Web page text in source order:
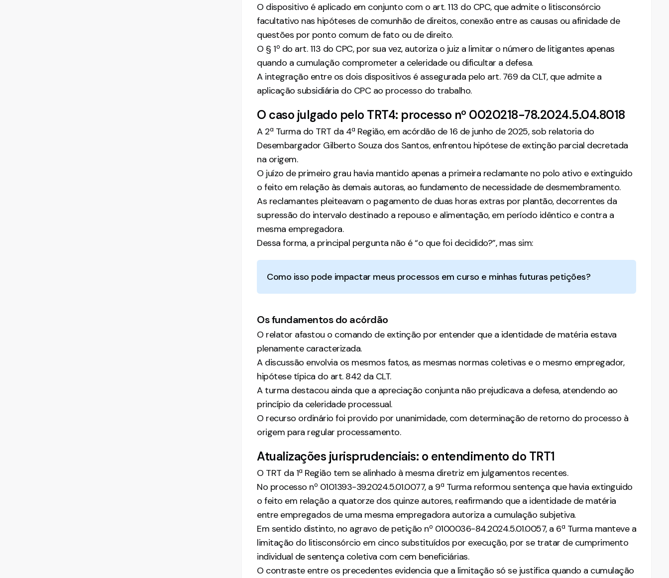
O dispositivo é aplicado em conjunto com o art. 113 do CPC, que admite o litisconsórcio
facultativo nas hipóteses de comunhão de direitos, conexão entre as causas ou afinidade de
questões por ponto comum de fato ou de direito.
O § 1º do art. 113 do CPC, por sua vez, autoriza o juiz a limitar o número de litigantes apenas
quando a cumulação comprometer a celeridade ou dificultar a defesa.
A integração entre os dois dispositivos é assegurada pelo art. 769 da CLT, que admite a
aplicação subsidiária do CPC ao processo do trabalho.
O caso julgado pelo TRT4: processo nº 0020218-78.2024.5.04.8018
A 2ª Turma do TRT da 4ª Região, em acórdão de 16 de junho de 2025, sob relatoria do
Desembargador Gilberto Souza dos Santos, enfrentou hipótese de extinção parcial decretada
na origem.
O juízo de primeiro grau havia mantido apenas a primeira reclamante no polo ativo e extinguido
o feito em relação às demais autoras, ao fundamento de necessidade de desmembramento.
As reclamantes pleiteavam o pagamento de duas horas extras por plantão, decorrentes da
supressão do intervalo destinado a repouso e alimentação, em período idêntico e contra a
mesma empregadora.
Dessa forma, a principal pergunta não é “o que foi decidido?”, mas sim:
Como isso pode impactar meus processos em curso e minhas futuras petições?
Os fundamentos do acórdão
O relator afastou o comando de extinção por entender que a identidade de matéria estava
plenamente caracterizada.
A discussão envolvia os mesmos fatos, as mesmas normas coletivas e o mesmo empregador,
hipótese típica do art. 842 da CLT.
A turma destacou ainda que a apreciação conjunta não prejudicava a defesa, atendendo ao
princípio da celeridade processual.
O recurso ordinário foi provido por unanimidade, com determinação de retorno do processo à
origem para regular processamento.
Atualizações jurisprudenciais: o entendimento do TRT1
O TRT da 1ª Região tem se alinhado à mesma diretriz em julgamentos recentes.
No processo nº 0101393-39.2024.5.01.0077, a 9ª Turma reformou sentença que havia extinguido
o feito em relação a quatorze dos quinze autores, reafirmando que a identidade de matéria
entre empregados de uma mesma empregadora autoriza a cumulação subjetiva.
Em sentido distinto, no agravo de petição nº 0100036-84.2024.5.01.0057, a 6ª Turma manteve a
limitação do litisconsórcio em cinco substituídos por execução, por se tratar de cumprimento
individual de sentença coletiva com cem beneficiárias.
O contraste entre os precedentes evidencia que a limitação só se justifica quando a cumulação